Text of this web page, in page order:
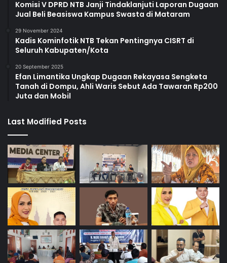
Komisi V DPRD NTB Janji Tindaklanjuti Laporan Dugaan
Jual Beli Beasiswa Kampus Swasta di Mataram
29 November 2024
Kadis Kominfotik NTB Tekan Pentingnya CISRT di
Seluruh Kabupaten/Kota
20 September 2025
Efan Limantika Ungkap Dugaan Rekayasa Sengketa
Tanah di Dompu, Ahli Waris Sebut Ada Tawaran Rp200
Juta dan Mobil
Last Modified Posts